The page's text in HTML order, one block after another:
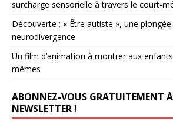
surcharge sensorielle à travers le court-
Découverte : « Être autiste », une
neurodivergence
Un film d’animation à montrer aux
mêmes
ABONNEZ-VOUS GRATUITEMENT
NEWSLETTER !